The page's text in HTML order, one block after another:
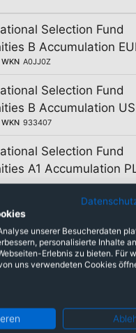
Selection Fund
B Accumulation
WKN A0JJ0Z
Selection Fund
B Accumulation
WKN 933407
Selection Fund
A1 Accumulation
Selection Fund
A1 Accumulation
WKN A0JJ01
A1 Accumulation
WKN
unserer Besucherdaten
personalisierte Inhalte
Erlebnis zu bieten. Für
uns verwendeten Cookies